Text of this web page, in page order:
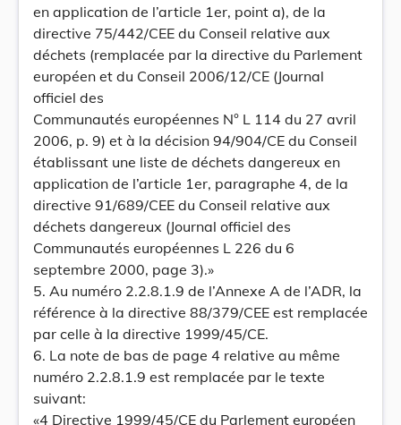
en application de l’article 1er, point a), de la
directive 75/442/CEE du Conseil relative aux
déchets (remplacée par la directive du Parlement
européen et du Conseil 2006/12/CE (Journal
officiel des
Communautés européennes N° L 114 du 27 avril
2006, p. 9) et à la décision 94/904/CE du Conseil
établissant une liste de déchets dangereux en
application de l’article 1er, paragraphe 4, de la
directive 91/689/CEE du Conseil relative aux
déchets dangereux (Journal officiel des
Communautés européennes L 226 du 6
septembre 2000, page 3).»
5. Au numéro 2.2.8.1.9 de l’Annexe A de l’ADR, la
référence à la directive 88/379/CEE est remplacée
par celle à la directive 1999/45/CE.
6. La note de bas de page 4 relative au même
numéro 2.2.8.1.9 est remplacée par le texte
suivant:
«4 Directive 1999/45/CE du Parlement européen